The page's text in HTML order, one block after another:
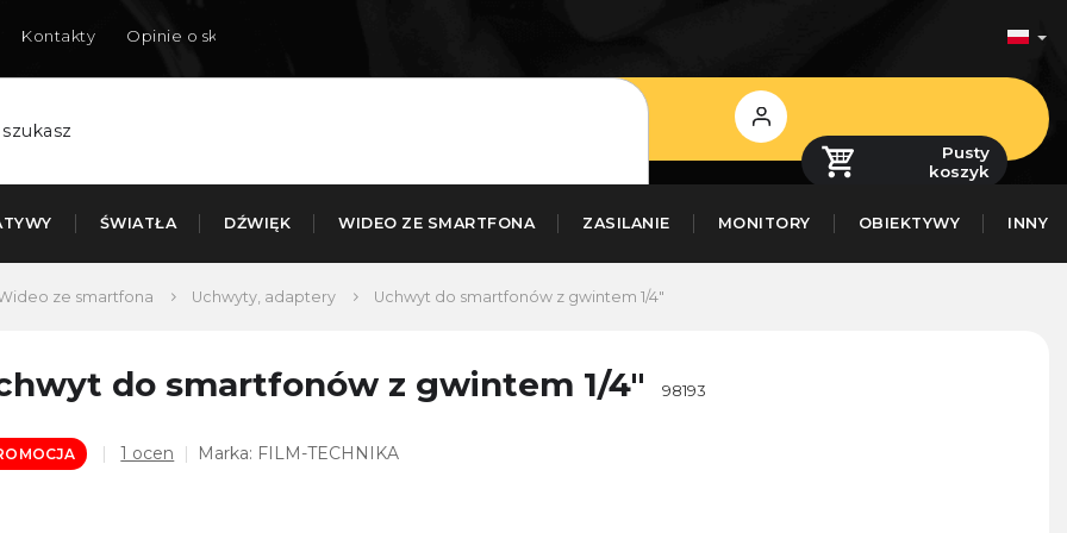
Kontakty Opinie o sklepie
Zaloguj
się
Pusty
koszyk
ŚWIATŁA DŹWIĘK WIDEO ZE SMARTFONA ZASILANIE MONITORY OBIEKTYWY INNY
ze smartfona Uchwyty, adaptery Uchwyt do smartfonów z gwintem 1/4"
do smartfonów z gwintem 1/4" 98193
Średnia
1 ocen Marka: FILM-TECHNIKA